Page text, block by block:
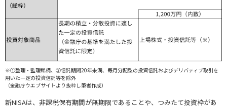
※①整理・監理銘柄、②信託期間20年未満、毎月分配型の投資信託およびデリバティブ取引を
用いた一定の投資信託等を除外
（金融庁ウエブサイトより抜粋し筆者作成）
新NISAは、非課税保有期間が無期限であることや、つみたて投資枠があ